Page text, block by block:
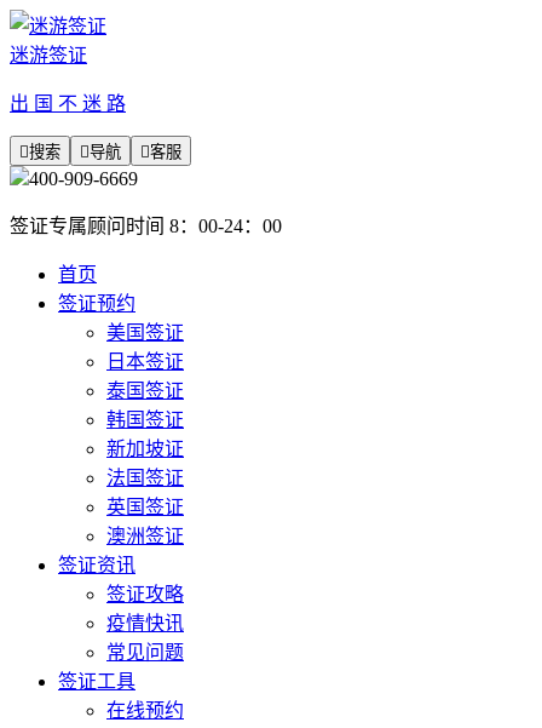
迷游签证
出 国 不 迷 路
搜索 导航 客服
400-909-6669
签证专属顾问时间 8：00-24：00
首页
签证预约
美国签证
日本签证
泰国签证
韩国签证
新加坡证
法国签证
英国签证
澳洲签证
签证资讯
签证攻略
疫情快讯
常见问题
签证工具
在线预约